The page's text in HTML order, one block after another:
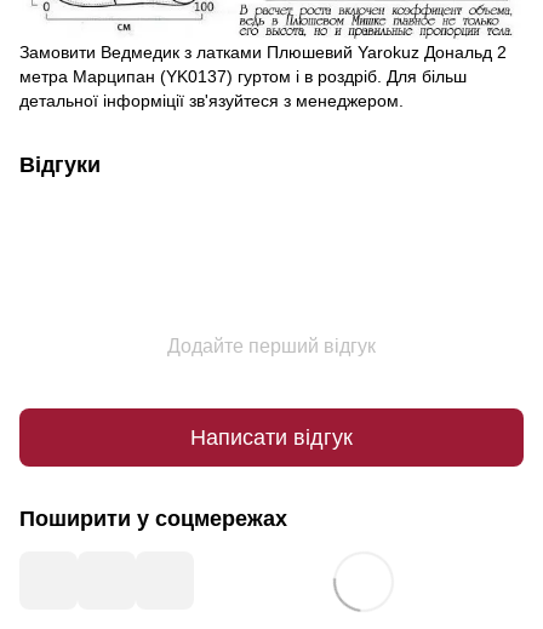
Замовити Ведмедик з латками Плюшевий Yarokuz Дональд 2
метра Марципан (YK0137) гуртом і в роздріб. Для більш
детальної інформіції зв'язуйтеся з менеджером.
Відгуки
Додайте перший відгук
Написати відгук
Поширити у соцмережах